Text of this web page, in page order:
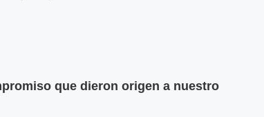
que dieron origen a nuestro